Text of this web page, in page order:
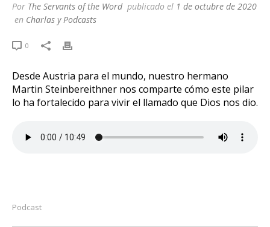
Por The Servants of the Word publicado el 1 de octubre de 2020
en Charlas y Podcasts
0
Desde Austria para el mundo, nuestro hermano
Martin Steinbereithner nos comparte cómo este pilar
lo ha fortalecido para vivir el llamado que Dios nos dio.
Podcast